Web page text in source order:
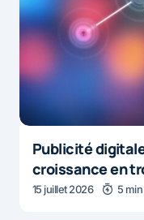
Publicité
croissance en
15 juillet 2026 5